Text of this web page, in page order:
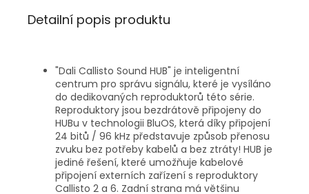
Detailní popis produktu
"Dali Callisto Sound HUB" je inteligentní
centrum pro správu signálu, které je vysíláno
do dedikovaných reproduktorů této série.
Reproduktory jsou bezdrátově připojeny do
HUBu v technologii BluOS, která díky připojení
24 bitů / 96 kHz představuje způsob přenosu
zvuku bez potřeby kabelů a bez ztráty! HUB je
jediné řešení, které umožňuje kabelové
připojení externích zařízení s reproduktory
Callisto 2 a 6. Zadní strana má většinu